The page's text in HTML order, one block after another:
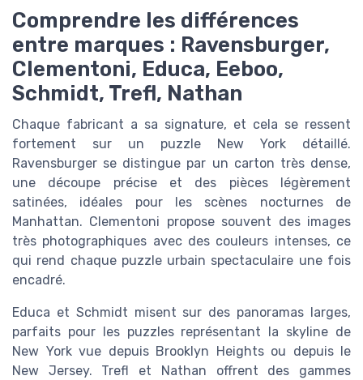
Comprendre les différences
entre marques : Ravensburger,
Clementoni, Educa, Eeboo,
Schmidt, Trefl, Nathan
Chaque fabricant a sa signature, et cela se ressent
fortement sur un puzzle New York détaillé.
Ravensburger se distingue par un carton très dense,
une découpe précise et des pièces légèrement
satinées, idéales pour les scènes nocturnes de
Manhattan. Clementoni propose souvent des images
très photographiques avec des couleurs intenses, ce
qui rend chaque puzzle urbain spectaculaire une fois
encadré.
Educa et Schmidt misent sur des panoramas larges,
parfaits pour les puzzles représentant la skyline de
New York vue depuis Brooklyn Heights ou depuis le
New Jersey. Trefl et Nathan offrent des gammes